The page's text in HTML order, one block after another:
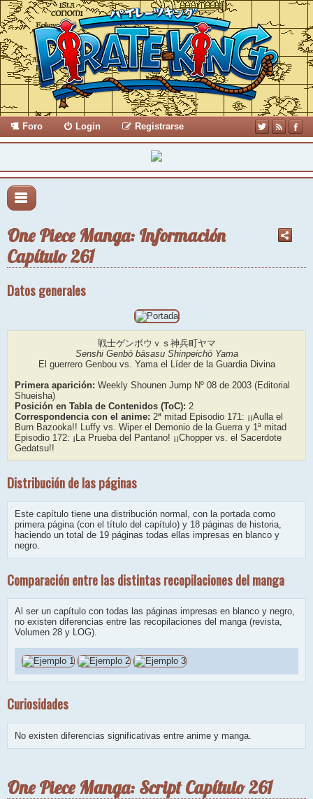
Foro Login Registrarse
One Piece Manga: Información
Capítulo 261
Datos generales
戦士ゲンボウｖｓ神兵町ヤマ
Senshi Genbō bāsasu Shinpeichō Yama
El guerrero Genbou vs. Yama el Líder de la Guardia Divina
Primera aparición: Weekly Shounen Jump Nº 08 de 2003 (Editorial
Shueisha)
Posición en Tabla de Contenidos (ToC): 2
Correspondencia con el anime: 2ª mitad Episodio 171: ¡¡Aulla el
Burn Bazooka!! Luffy vs. Wiper el Demonio de la Guerra y 1ª mitad
Episodio 172: ¡La Prueba del Pantano! ¡¡Chopper vs. el Sacerdote
Gedatsu!!
Distribución de las páginas
Este capítulo tiene una distribución normal, con la portada como
primera página (con el título del capítulo) y 18 páginas de historia,
haciendo un total de 19 páginas todas ellas impresas en blanco y
negro.
Comparación entre las distintas recopilaciones del manga
Al ser un capítulo con todas las páginas impresas en blanco y negro,
no existen diferencias entre las recopilaciones del manga (revista,
Volumen 28 y LOG).
Curiosidades
No existen diferencias significativas entre anime y manga.
One Piece Manga: Script Capítulo 261